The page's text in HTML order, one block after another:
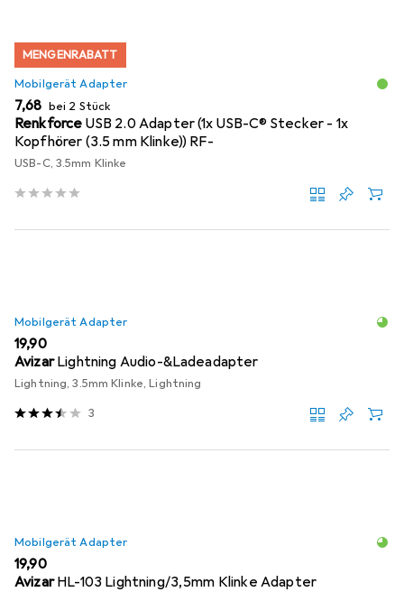
MENGENRABATT
Mobilgerät Adapter
EUR
7,68 bei 2 Stück
Renkforce USB 2.0 Adapter (1x USB-C® Stecker - 1x
Kopfhörer (3.5 mm Klinke)) RF-
USB-C, 3.5mm Klinke
Mobilgerät Adapter
EUR
19,90
Avizar Lightning Audio-&Ladeadapter
Lightning, 3.5mm Klinke, Lightning
3
Mobilgerät Adapter
EUR
19,90
Avizar HL-103 Lightning/3,5mm Klinke Adapter